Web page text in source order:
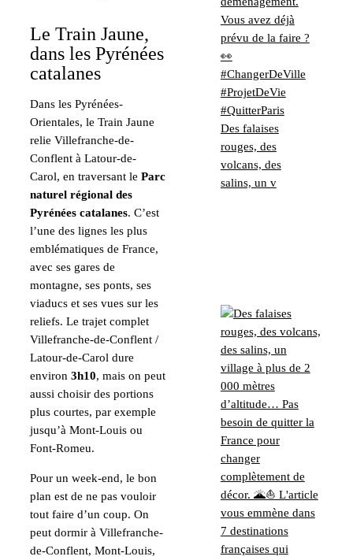
Le Train Jaune,
dans les Pyrénées
catalanes
Dans les Pyrénées-
Orientales, le Train Jaune
relie Villefranche-de-
Conflent à Latour-de-
Carol, en traversant le Parc
naturel régional des
Pyrénées catalanes. C’est
l’une des lignes les plus
emblématiques de France,
avec ses gares de
montagne, ses ponts, ses
viaducs et ses vues sur les
reliefs. Le trajet complet
Villefranche-de-Conflent /
Latour-de-Carol dure
environ 3h10, mais on peut
aussi choisir des portions
plus courtes, par exemple
jusqu’à Mont-Louis ou
Font-Romeu.
Pour un week-end, le bon
plan est de ne pas vouloir
tout faire d’un coup. On
peut dormir à Villefranche-
de-Conflent, Mont-Louis,
Des falaises
rouges, des
volcans, des
salins, un v